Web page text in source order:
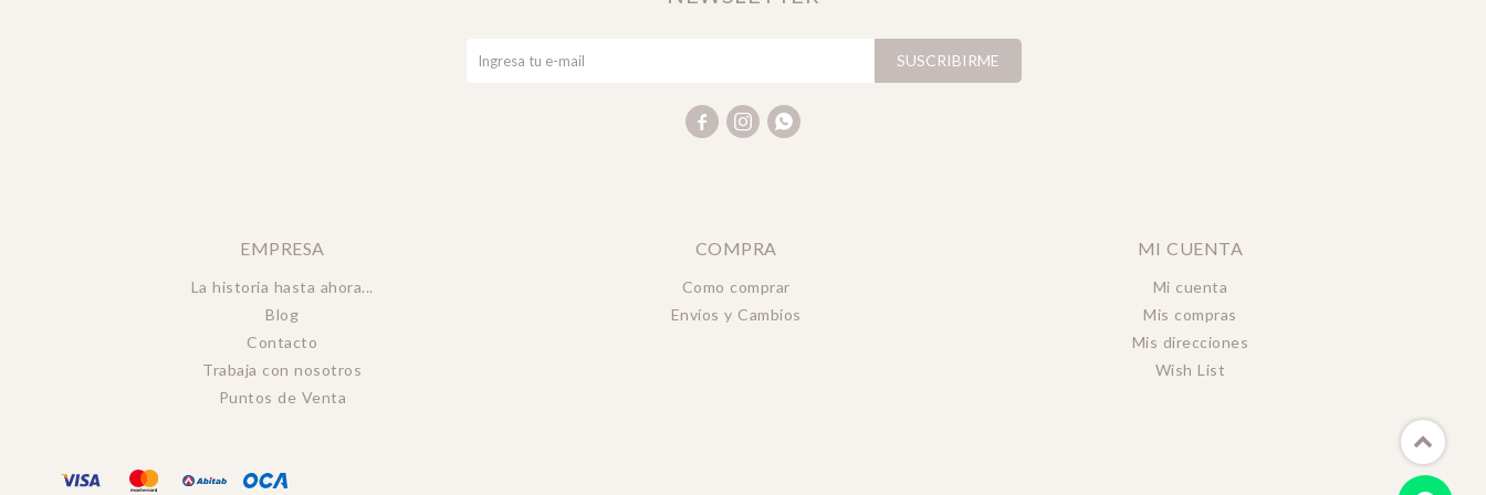
EMPRESA
La historia hasta ahora...
Blog
Contacto
Trabaja con nosotros
Puntos de Venta
COMPRA
Como comprar
Envíos y Cambios
MI CUENTA
Mi cuenta
Mis compras
Mis direcciones
Wish List
SUSCRIBIRME
  